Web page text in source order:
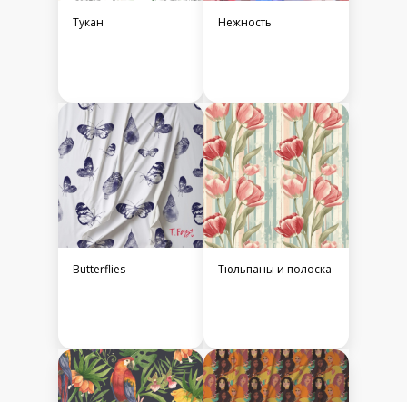
Тукан Нежность
Butterflies Тюльпаны и полоска